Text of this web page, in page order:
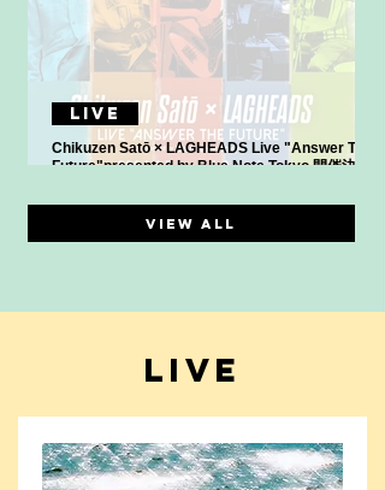
Chikuzen Satō × LAGHEADS Live "Answer The
Future"presented by Blue Note Tokyo 開催決
LIVE
VIEW ALL
LIVE